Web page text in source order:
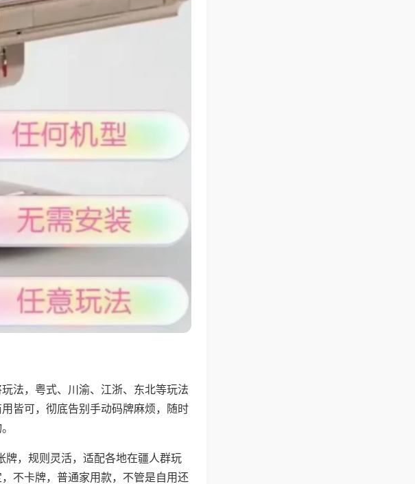
法，粤式、川渝、江浙、东北等玩法
皆可，彻底告别手动码牌麻烦，随时
，规则灵活，适配各地在疆人群玩
不卡牌，普通家用款，不管是自用还